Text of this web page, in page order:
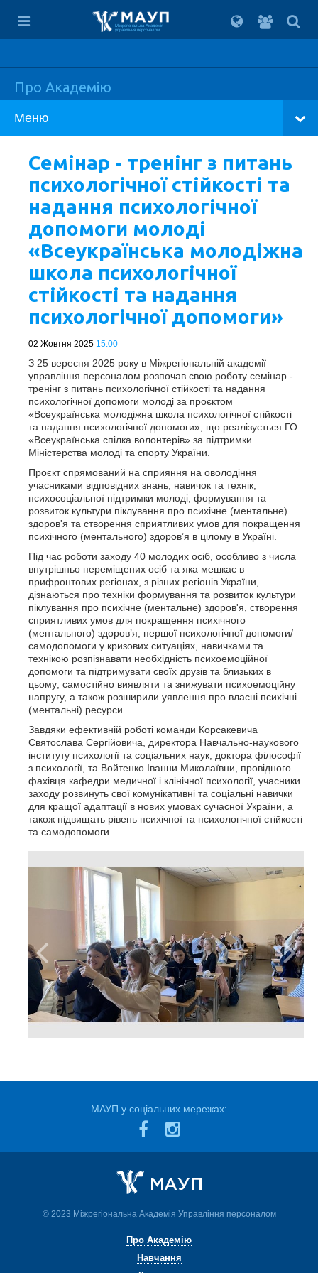
Вхід
для
Міжрегіональна Академія
управління персоналом
Про Академію
Меню
Семінар - тренінг з питань
психологічної стійкості та
надання психологічної
допомоги молоді
«Всеукраїнська молодіжна
школа психологічної
стійкості та надання
психологічної допомоги»
02 Жовтня 2025 15:00
З 25 вересня 2025 року в Міжрегіональній академії
управління персоналом розпочав свою роботу семінар -
тренінг з питань психологічної стійкості та надання
психологічної допомоги молоді за проєктом
«Всеукраїнська молодіжна школа психологічної стійкості
та надання психологічної допомоги», що реалізується ГО
«Всеукраїнська спілка волонтерів» за підтримки
Міністерства молоді та спорту України.
Проєкт спрямований на сприяння на оволодіння
учасниками відповідних знань, навичок та технік,
психосоціальної підтримки молоді, формування та
розвиток культури піклування про психічне (ментальне)
здоров'я та створення сприятливих умов для покращення
психічного (ментального) здоров’я в цілому в Україні.
Під час роботи заходу 40 молодих осіб, особливо з числа
внутрішньо переміщених осіб та яка мешкає в
прифронтових регіонах, з різних регіонів України,
дізнаються про техніки формування та розвиток культури
піклування про психічне (ментальне) здоров'я, створення
сприятливих умов для покращення психічного
(ментального) здоров’я, першої психологічної допомоги/
самодопомоги у кризових ситуаціях, навичками та
технікою розпізнавати необхідність психоемоційної
допомоги та підтримувати своїх друзів та близьких в
цьому; самостійно виявляти та знижувати психоемоційну
напругу, а також розширили уявлення про власні психічні
(ментальні) ресурси.
Завдяки ефективній роботі команди Корсакевича
Святослава Сергійовича, директора Навчально-наукового
інституту психології та соціальних наук, доктора філософії
з психології, та Войтенко Іванни Миколаївни, провідного
фахівця кафедри медичної і клінічної психології, учасники
заходу розвинуть свої комунiкативні та соцiальні навички
для кращої адаптації в нових умовах сучасної України, а
також підвищать рівень психічної та психологічної стійкості
та самодопомоги.
МАУП у соціальних мережах:
© 2023 Міжрегіональна Академія Управління персоналом
Про Академію
Навчання